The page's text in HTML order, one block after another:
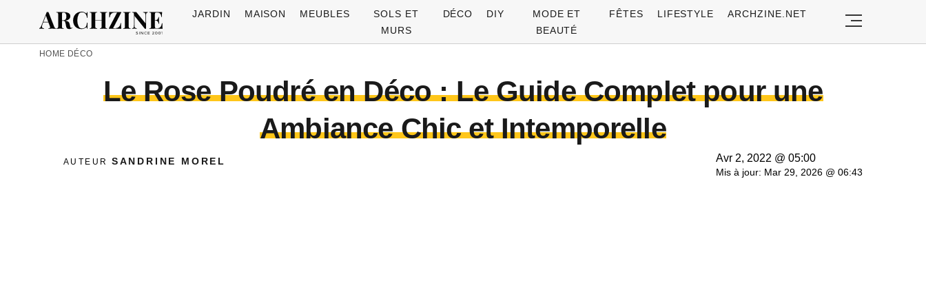
JARDIN MAISON MEUBLES
SOLS ET
MURS
DÉCO DIY
MODE ET
BEAUTÉ
FÊTES LIFESTYLE ARCHZINE.NET
HOME DÉCO
Le Rose Poudré en Déco : Le Guide Complet pour une
Ambiance Chic et Intemporelle
AUTEUR SANDRINE MOREL Avr 2, 2022 @ 05:00
Mis à jour: Mar 29, 2026 @ 06:43